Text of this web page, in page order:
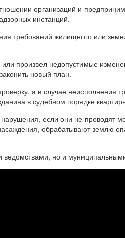
организаций и
инстанций.
требований жилищного или
произвел недопустимые
новый план.
а в случае неисполнения
в судебном порядке
нарушения, если они не проводят
обрабатывают землю
ведомствами, но и